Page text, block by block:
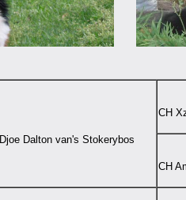
Djoe Dalton van's Stokerybos
CH
CH